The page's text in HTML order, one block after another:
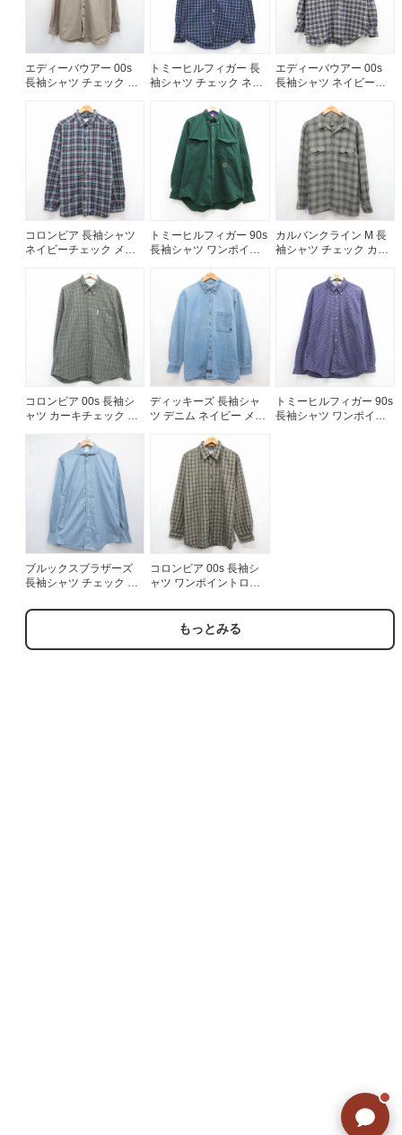
エディーバウアー 00s
長袖シャツ チェック ベ
トミーヒルフィガー 長
袖シャツ チェック ネイ
エディーバウアー 00s
長袖シャツ ネイビーチ
コロンビア 長袖シャツ
ネイビーチェック メン
トミーヒルフィガー 90s
長袖シャツ ワンポイン
XL相当 | 古着
カルバンクライン M 長
袖シャツ チェック カー
コロンビア 00s 長袖シ
ャツ カーキチェック メ
ディッキーズ 長袖シャ
ツ デニム ネイビー メン
トミーヒルフィガー 90s
長袖シャツ ワンポイン
ブルックスブラザーズ
長袖シャツ チェック ブ
コロンビア 00s 長袖シ
ャツ ワンポイントロゴ
XL相当 | 古着
もっとみる